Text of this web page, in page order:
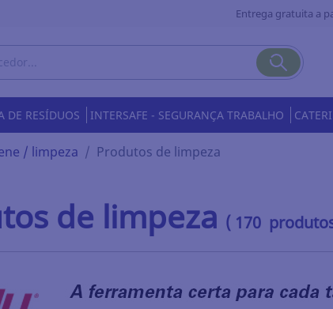
Entrega gratuita a
DE RESÍDUOS INTERSAFE - SEGURANÇA TRABALHO
/ limpeza Produtos de limpeza
de limpeza ( 170